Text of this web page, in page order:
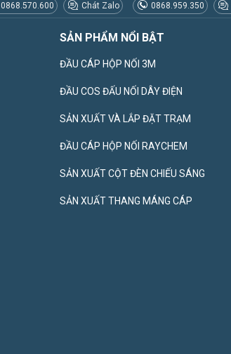
0868.570.600 Chát Zalo 0868.959.350
SẢN PHẨM NỔI BẬT
ĐẦU CÁP HỘP NỐI 3M
ĐẦU COS ĐẤU NỐI DÂY ĐIỆN
SẢN XUẤT VÀ LẮP ĐẶT TRẠM
ĐẦU CÁP HỘP NỐI RAYCHEM
SẢN XUẤT CỘT ĐÈN CHIẾU SÁNG
SẢN XUẤT THANG MÁNG CÁP